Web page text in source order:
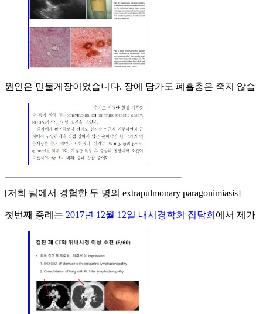
원인은 민물게장이었습니다. 장에 담가도 폐흡충은 죽지 않
[저희 팀에서 경험한 두 명의 extrapulmonary paragonimiasis]
첫번째 증례는 2017년 12월 12일 내시경학회 집담회 에서 제